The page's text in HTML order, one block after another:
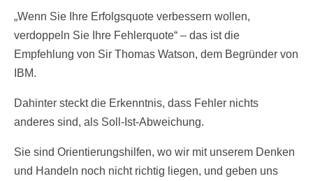
„Wenn Sie Ihre Erfolgsquote verbessern wollen,
verdoppeln Sie Ihre Fehlerquote“ – das ist die
Empfehlung von Sir Thomas Watson, dem Begründer von
IBM.
Dahinter steckt die Erkenntnis, dass Fehler nichts
anderes sind, als Soll-Ist-Abweichung.
Sie sind Orientierungshilfen, wo wir mit unserem Denken
und Handeln noch nicht richtig liegen, und geben uns